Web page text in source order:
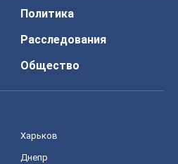
Политика
Расследования
Общество
Харьков
Днепр